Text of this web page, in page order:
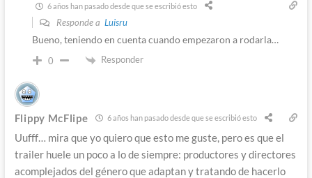
6 años han pasado desde que se escribió esto
Responde a Luisru
Bueno, teniendo en cuenta cuando empezaron a rodarla…
0 Responder
Flippy McFlipe 6 años han pasado desde que se escribió esto
Uufff… mira que yo quiero que esto me guste, pero es que el
trailer huele un poco a lo de siempre: productores y directores
acomplejados del género que adaptan y tratando de hacerlo